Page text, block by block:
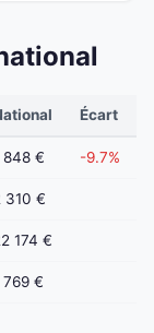
Écart
848 € -9.7%
310 €
174 €
769 €